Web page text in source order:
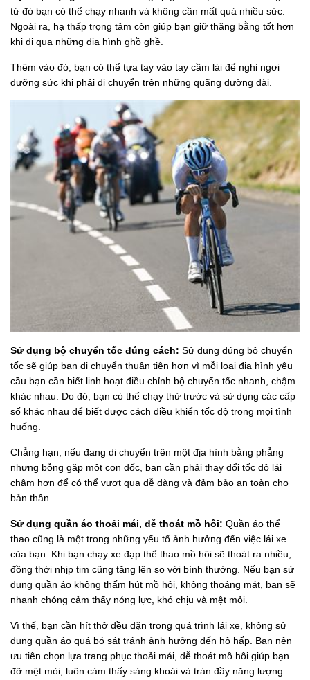
từ đó bạn có thể chạy nhanh và không cần mất quá nhiều sức.
Ngoài ra, hạ thấp trọng tâm còn giúp bạn giữ thăng bằng tốt hơn
khi đi qua những địa hình ghồ ghề.
Thêm vào đó, bạn có thể tựa tay vào tay cầm lái để nghỉ ngơi
dưỡng sức khi phải di chuyển trên những quãng đường dài.
Sử dụng bộ chuyển tốc đúng cách: Sử dụng đúng bộ chuyển
tốc sẽ giúp bạn di chuyển thuận tiện hơn vì mỗi loại địa hình yêu
cầu bạn cần biết linh hoạt điều chỉnh bộ chuyển tốc nhanh, chậm
khác nhau. Do đó, bạn có thể chạy thử trước và sử dụng các cấp
số khác nhau để biết được cách điều khiển tốc độ trong mọi tình
huống.
Chẳng hạn, nếu đang di chuyển trên một địa hình bằng phẳng
nhưng bỗng gặp một con dốc, bạn cần phải thay đổi tốc độ lái
chậm hơn để có thể vượt qua dễ dàng và đảm bảo an toàn cho
bản thân...
Sử dụng quần áo thoải mái, dễ thoát mồ hôi: Quần áo thể
thao cũng là một trong những yếu tố ảnh hưởng đến việc lái xe
của bạn. Khi bạn chạy xe đạp thể thao mồ hôi sẽ thoát ra nhiều,
đồng thời nhịp tim cũng tăng lên so với bình thường. Nếu bạn sử
dụng quần áo không thấm hút mồ hôi, không thoáng mát, bạn sẽ
nhanh chóng cảm thấy nóng lực, khó chịu và mệt mỏi.
Vì thế, bạn cần hít thở đều đặn trong quá trình lái xe, không sử
dụng quần áo quá bó sát tránh ảnh hưởng đến hô hấp. Bạn nên
ưu tiên chọn lựa trang phục thoải mái, dễ thoát mồ hôi giúp bạn
đỡ mệt mỏi, luôn cảm thấy sảng khoái và tràn đầy năng lượng.